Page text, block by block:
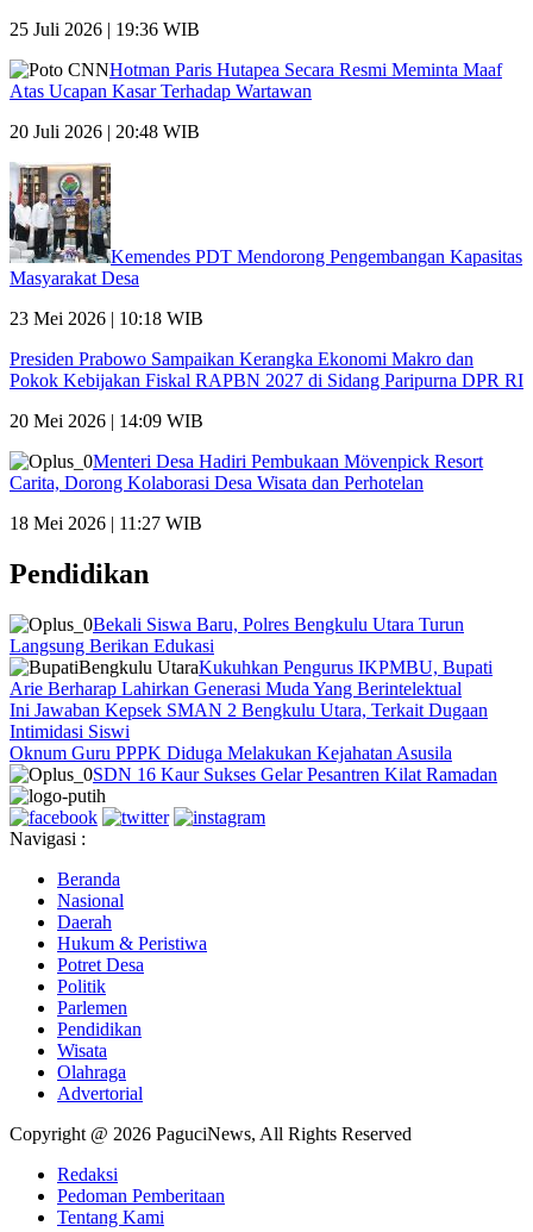
25 Juli 2026 | 19:36 WIB
Hotman Paris Hutapea Secara Resmi Meminta Maaf
Atas Ucapan Kasar Terhadap Wartawan
20 Juli 2026 | 20:48 WIB
Kemendes PDT Mendorong Pengembangan Kapasitas
Masyarakat Desa
23 Mei 2026 | 10:18 WIB
Presiden Prabowo Sampaikan Kerangka Ekonomi Makro dan
Pokok Kebijakan Fiskal RAPBN 2027 di Sidang Paripurna DPR RI
20 Mei 2026 | 14:09 WIB
Menteri Desa Hadiri Pembukaan Mövenpick Resort
Carita, Dorong Kolaborasi Desa Wisata dan Perhotelan
18 Mei 2026 | 11:27 WIB
Pendidikan
Bekali Siswa Baru, Polres Bengkulu Utara Turun
Langsung Berikan Edukasi
Kukuhkan Pengurus IKPMBU, Bupati
Arie Berharap Lahirkan Generasi Muda Yang Berintelektual
Ini Jawaban Kepsek SMAN 2 Bengkulu Utara, Terkait Dugaan
Intimidasi Siswi
Oknum Guru PPPK Diduga Melakukan Kejahatan Asusila
SDN 16 Kaur Sukses Gelar Pesantren Kilat Ramadan
Navigasi :
Beranda
Nasional
Daerah
Hukum & Peristiwa
Potret Desa
Politik
Parlemen
Pendidikan
Wisata
Olahraga
Advertorial
Copyright @ 2026 PaguciNews, All Rights Reserved
Redaksi
Pedoman Pemberitaan
Tentang Kami